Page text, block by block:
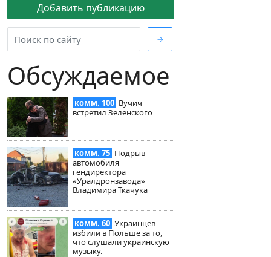
Добавить публикацию
→
Обсуждаемое
комм. 100 Вучич
встретил Зеленского
комм. 75 Подрыв
автомобиля
гендиректора
«Уралдронзавода»
Владимира Ткачука
комм. 60 Украинцев
избили в Польше за то,
что слушали украинскую
музыку.